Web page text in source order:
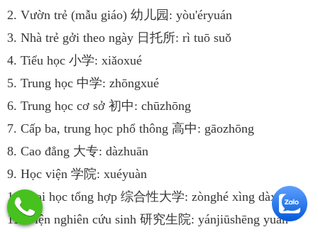
2. Vườn trẻ (mẫu giáo) 幼儿园: yòu'éryuán
3. Nhà trẻ gởi theo ngày 日托所: rì tuō suǒ
4. Tiểu học 小学: xiǎoxué
5. Trung học 中学: zhōngxué
6. Trung học cơ sở 初中: chūzhōng
7. Cấp ba, trung học phổ thông 高中: gāozhōng
8. Cao đẳng 大专: dàzhuān
9. Học viện 学院: xuéyuàn
10. Đại học tổng hợp 综合性大学: zònghé xìng dàxué
11. Viện nghiên cứu sinh 研究生院: yánjiūshēng yuàn